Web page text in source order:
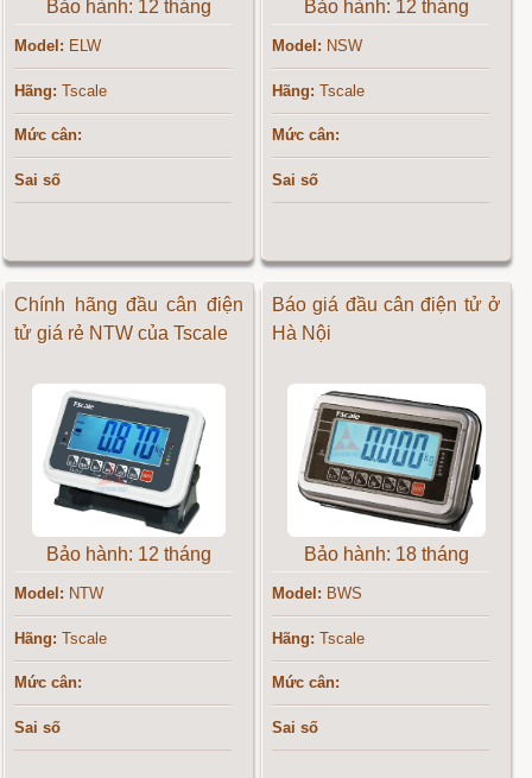
Bảo hành: 12 tháng
Model: ELW
Hãng: Tscale
Mức cân:
Sai số
Bảo hành: 12 tháng
Model: NSW
Hãng: Tscale
Mức cân:
Sai số
Chính hãng đầu cân điện
tử giá rẻ NTW của Tscale
Bảo hành: 12 tháng
Model: NTW
Hãng: Tscale
Mức cân:
Sai số
Báo giá đầu cân điện tử ở
Hà Nội
Bảo hành: 18 tháng
Model: BWS
Hãng: Tscale
Mức cân:
Sai số